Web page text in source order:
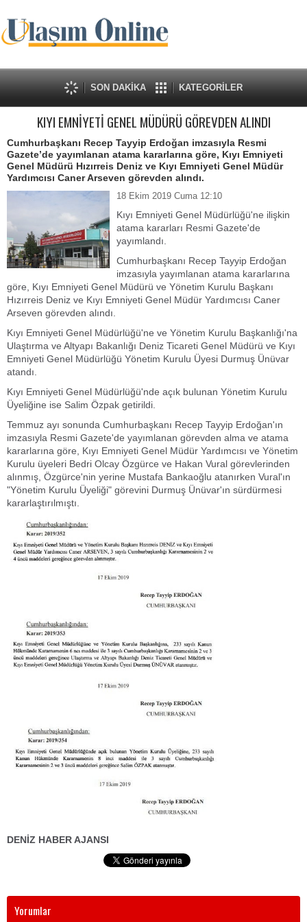
SON DAKİKA KATEGORİLER
KIYI EMNİYETİ GENEL MÜDÜRÜ GÖREVDEN ALINDI
Cumhurbaşkanı Recep Tayyip Erdoğan imzasıyla Resmi
Gazete’de yayımlanan atama kararlarına göre, Kıyı Emniyeti
Genel Müdürü Hızırreis Deniz ve Kıyı Emniyeti Genel Müdür
Yardımcısı Caner Arseven görevden alındı.
18 Ekim 2019 Cuma 12:10
Kıyı Emniyeti Genel Müdürlüğü'ne ilişkin
atama kararları Resmi Gazete'de
yayımlandı.
Cumhurbaşkanı Recep Tayyip Erdoğan
imzasıyla yayımlanan atama kararlarına
göre, Kıyı Emniyeti Genel Müdürü ve Yönetim Kurulu Başkanı
Hızırreis Deniz ve Kıyı Emniyeti Genel Müdür Yardımcısı Caner
Arseven görevden alındı.
Kıyı Emniyeti Genel Müdürlüğü'ne ve Yönetim Kurulu Başkanlığı'na
Ulaştırma ve Altyapı Bakanlığı Deniz Ticareti Genel Müdürü ve Kıyı
Emniyeti Genel Müdürlüğü Yönetim Kurulu Üyesi Durmuş Ünüvar
atandı.
Kıyı Emniyeti Genel Müdürlüğü'nde açık bulunan Yönetim Kurulu
Üyeliğine ise Salim Özpak getirildi.
Temmuz ayı sonunda Cumhurbaşkanı Recep Tayyip Erdoğan'ın
imzasıyla Resmi Gazete'de yayımlanan görevden alma ve atama
kararlarına göre, Kıyı Emniyeti Genel Müdür Yardımcısı ve Yönetim
Kurulu üyeleri Bedri Olcay Özgürce ve Hakan Vural görevlerinden
alınmış, Özgürce'nin yerine Mustafa Bankaoğlu atanırken Vural'ın
"Yönetim Kurulu Üyeliği" görevini Durmuş Ünüvar'ın sürdürmesi
kararlaştırılmıştı.
DENİZ HABER AJANSI
Yorumlar